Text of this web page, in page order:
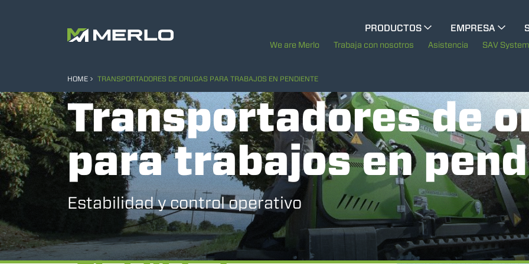
PRODUCTOS
EMPRESA
La historia de Merlo
Sostenibilidad
Tecnologías
We are Merlo Trabaja con nosotros Asistencia SAV System
CINGO MULTIFUNCIÓN
CINGO ELÉCTRICO
MEDIOS ESPECIALES MUESTRA TODOS
AUTOHORMIGONERAS
HOME TRANSPORTADORES DE ORUGAS PARA TRABAJOS EN PENDIENTE
Transportadores de
para trabajos en
Estabilidad y control operativo